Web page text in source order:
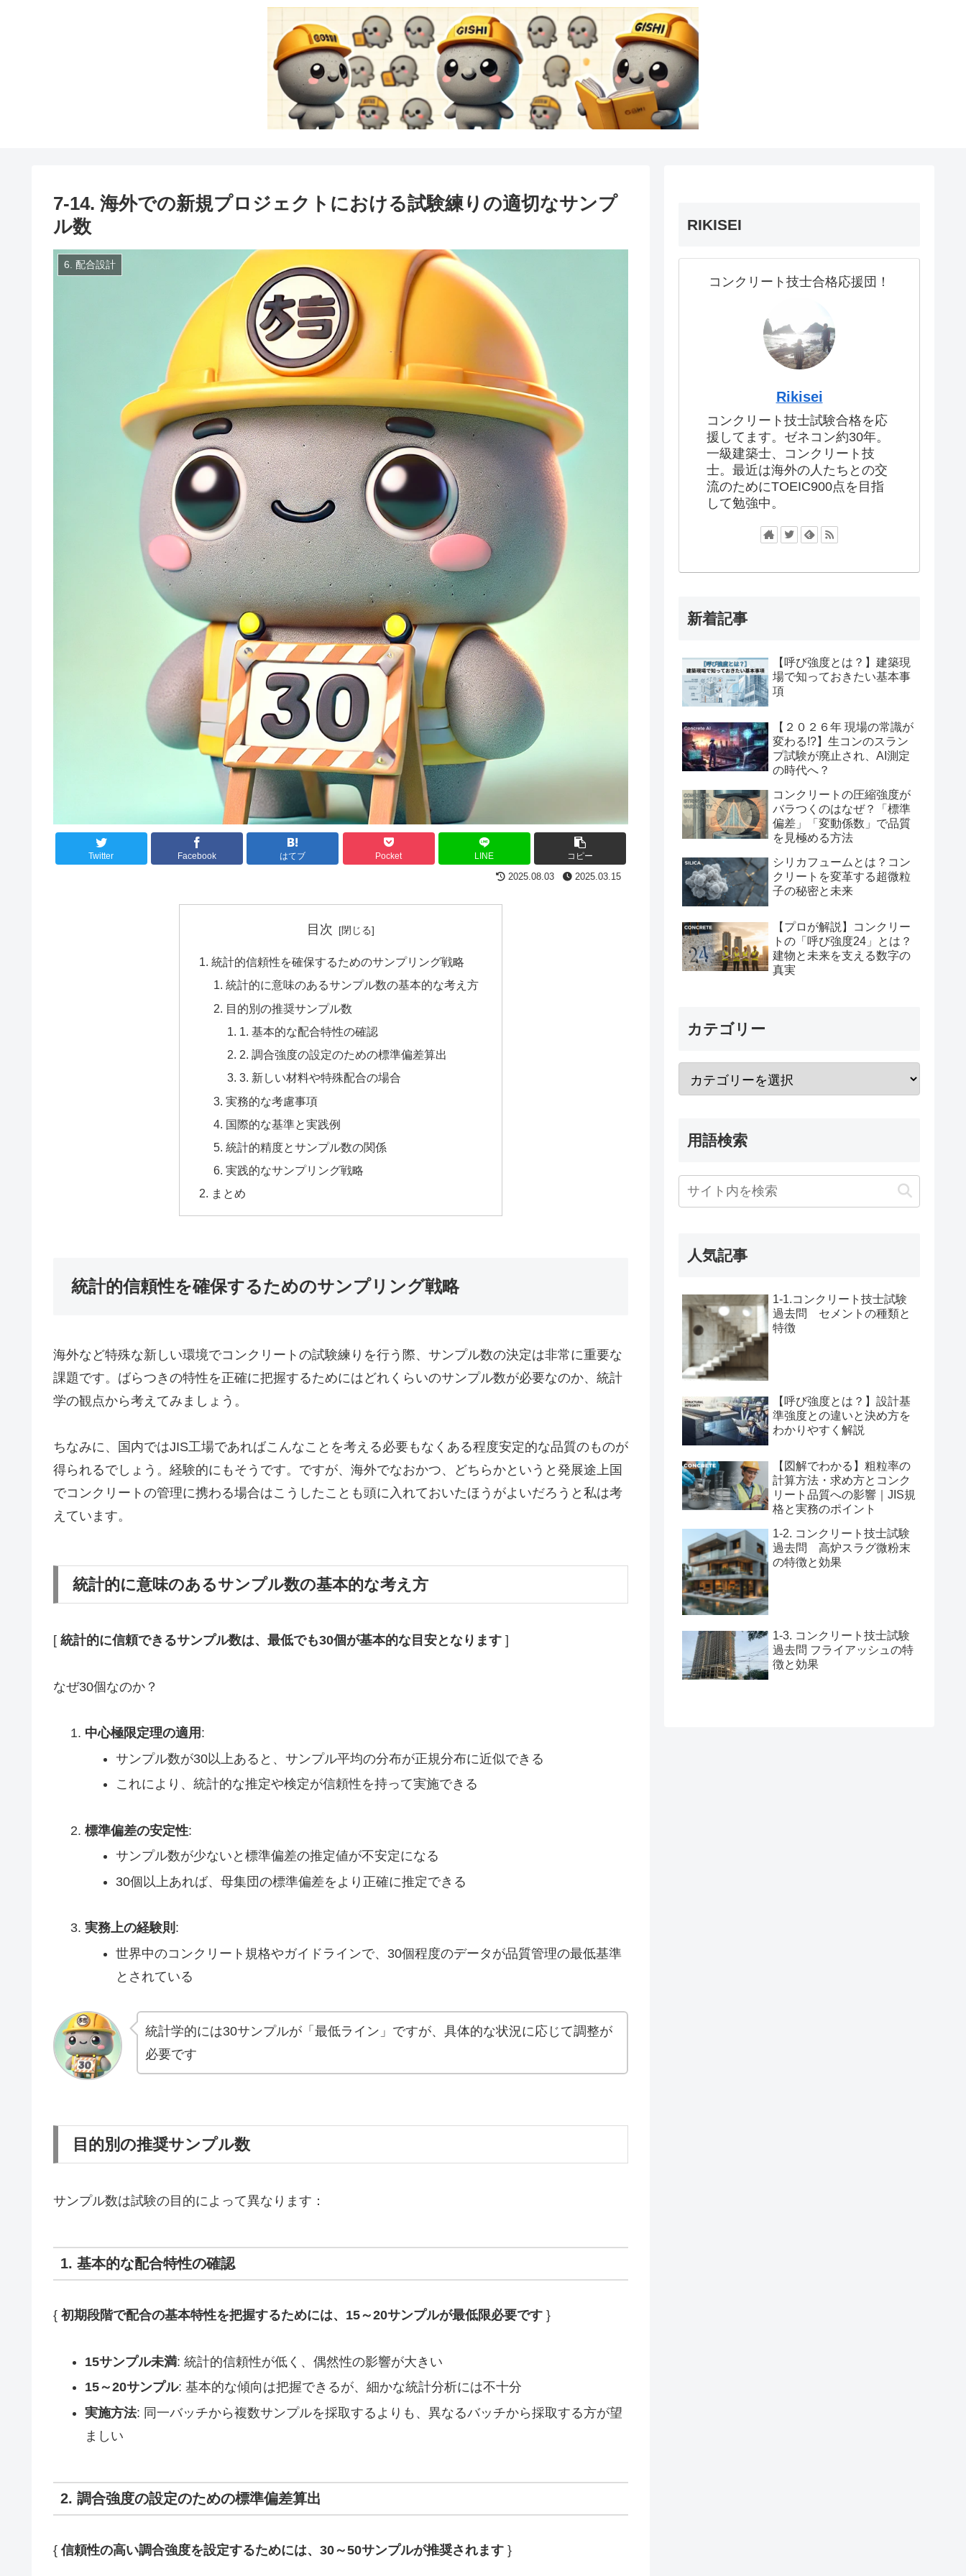
7-14. 海外での新規プロジェクトにおける試験練りの適切なサンプ
ル数
6. 配合設計
Twitter Facebook はてブ Pocket LINE コピー
2025.08.03 2025.03.15
目次
統計的信頼性を確保するためのサンプリング戦略
統計的に意味のあるサンプル数の基本的な考え方
目的別の推奨サンプル数
1. 基本的な配合特性の確認
2. 調合強度の設定のための標準偏差算出
3. 新しい材料や特殊配合の場合
実務的な考慮事項
国際的な基準と実践例
統計的精度とサンプル数の関係
実践的なサンプリング戦略
まとめ
統計的信頼性を確保するためのサンプリング戦略
海外など特殊な新しい環境でコンクリートの試験練りを行う際、サンプル数の決定は非常に重要な
課題です。ばらつきの特性を正確に把握するためにはどれくらいのサンプル数が必要なのか、統計
学の観点から考えてみましょう。
ちなみに、国内ではJIS工場であればこんなことを考える必要もなくある程度安定的な品質のものが
得られるでしょう。経験的にもそうです。ですが、海外でなおかつ、どちらかというと発展途上国
でコンクリートの管理に携わる場合はこうしたことも頭に入れておいたほうがよいだろうと私は考
えています。
統計的に意味のあるサンプル数の基本的な考え方
[ 統計的に信頼できるサンプル数は、最低でも30個が基本的な目安となります ]
なぜ30個なのか？
中心極限定理の適用 :
サンプル数が30以上あると、サンプル平均の分布が正規分布に近似できる
これにより、統計的な推定や検定が信頼性を持って実施できる
標準偏差の安定性:
サンプル数が少ないと標準偏差の推定値が不安定になる
30個以上あれば、母集団の標準偏差をより正確に推定できる
実務上の経験則 :
世界中のコンクリート規格やガイドラインで、30個程度のデータが品質管理の最低基準
とされている
統計学的には30サンプルが「最低ライン」ですが、具体的な状況に応じて調整が
必要です
目的別の推奨サンプル数
サンプル数は試験の目的によって異なります：
1. 基本的な配合特性の確認
{ 初期段階で配合の基本特性を把握するためには、15～20サンプルが最低限必要です }
15サンプル未満: 統計的信頼性が低く、偶然性の影響が大きい
15～20サンプル: 基本的な傾向は把握できるが、細かな統計分析には不十分
実施方法: 同一バッチから複数サンプルを採取するよりも、異なるバッチから採取する方が望
ましい
2. 調合強度の設定のための標準偏差算出
{ 信頼性の高い調合強度を設定するためには、30～50サンプルが推奨されます }
RIKISEI
コンクリート技士合格応援団！
Rikisei
コンクリート技士試験合格を応
援してます。ゼネコン約30年。
一級建築士、コンクリート技
士。最近は海外の人たちとの交
流のためにTOEIC900点を目指
して勉強中。
新着記事
【呼び強度とは？】建築現
場で知っておきたい基本事
項
【２０２６年 現場の常識が
変わる!?】生コンのスラン
プ試験が廃止され、AI測定
の時代へ？
コンクリートの圧縮強度が
バラつくのはなぜ？「標準
偏差」「変動係数」で品質
を見極める方法
シリカフュームとは？コン
クリートを変革する超微粒
子の秘密と未来
【プロが解説】コンクリー
トの「呼び強度24」とは？
建物と未来を支える数字の
真実
カテゴリー
用語検索
人気記事
1-1.コンクリート技士試験
過去問 セメントの種類と
特徴
【呼び強度とは？】設計基
準強度との違いと決め方を
わかりやすく解説
【図解でわかる】粗粒率の
計算方法・求め方とコンク
リート品質への影響｜JIS規
格と実務のポイント
1-2. コンクリート技士試験
過去問 高炉スラグ微粉末
の特徴と効果
1-3. コンクリート技士試験
過去問 フライアッシュの特
徴と効果